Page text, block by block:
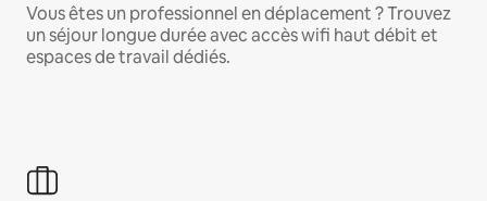
Vous êtes un professionnel en déplacement ? Trouvez
un séjour longue durée avec accès wifi haut débit et
espaces de travail dédiés.